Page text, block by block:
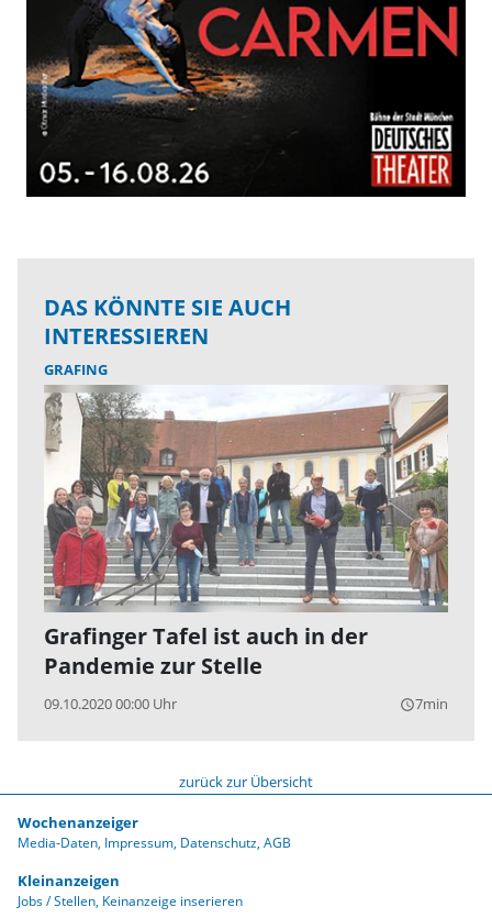
DAS KÖNNTE SIE AUCH
INTERESSIEREN
GRAFING
Grafinger Tafel ist auch in der
Pandemie zur Stelle
09.10.2020 00:00 Uhr query_builder7min
zurück zur Übersicht
Wochenanzeiger
Media-Daten Impressum Datenschutz AGB
Kleinanzeigen
Jobs / Stellen Keinanzeige inserieren